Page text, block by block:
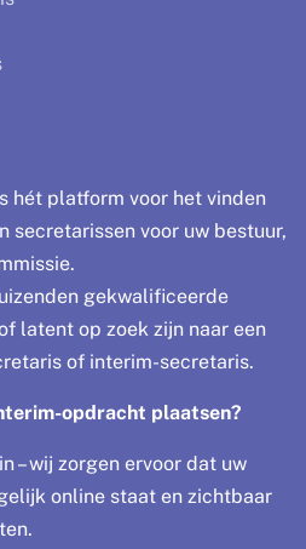
hét platform voor het vinden
secretarissen voor uw bestuur,
gekwalificeerde
latent op zoek zijn naar een
of interim-secretaris.
opdracht plaatsen?
– wij zorgen ervoor dat uw
online staat en zichtbaar